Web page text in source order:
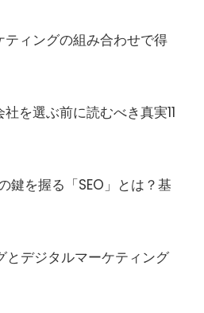
ティングの組み合わせで得
を選ぶ前に読むべき真実11
鍵を握る「SEO」とは？基
とデジタルマーケティング